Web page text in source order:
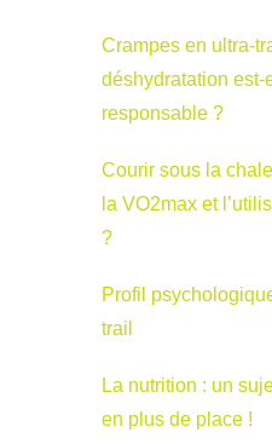
Crampes en ultra-
déshydratation est-
responsable ?
Courir sous la
la VO2max et
?
Profil
trail
La nutrition : un
en plus de place !